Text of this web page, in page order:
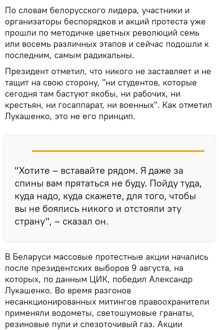
По словам белорусского лидера, участники и
организаторы беспорядков и акций протеста уже
прошли по методичке цветных революций семь
или восемь различных этапов и сейчас подошли к
последним, самым радикальны.
Президент отметил, что никого не заставляет и не
тащит на свою сторону, "ни студентов, которые
сегодня там бастуют якобы, ни рабочих, ни
крестьян, ни госаппарат, ни военных". Как отметил
Лукашенко, это не его принцип.
"Хотите – вставайте рядом. Я даже за
спины вам прятаться не буду. Пойду туда,
куда надо, куда скажете, для того, чтобы
вы не боялись никого и отстояли эту
страну", – сказал он.
В Беларуси массовые протестные акции начались
после президентских выборов 9 августа, на
которых, по данным ЦИК, победил Александр
Лукашенко. Во время разгонов
несанкционированных митингов правоохранители
применяли водометы, светошумовые гранаты,
резиновые пули и слезоточивый газ. Акции